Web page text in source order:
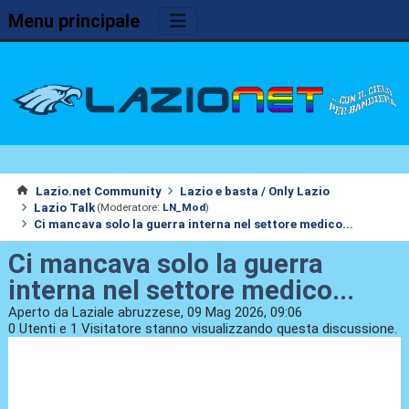
Menu principale
Lazio.net Community
Lazio e basta / Only Lazio
Lazio Talk (Moderatore: LN_Mod)
Ci mancava solo la guerra interna nel settore medico...
Ci mancava solo la guerra
interna nel settore medico...
Aperto da Laziale abruzzese, 09 Mag 2026, 09:06
0 Utenti e 1 Visitatore stanno visualizzando questa discussione.